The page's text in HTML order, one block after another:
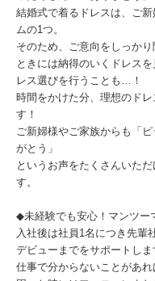
結婚式で着るドレスは、ご
ムの1つ。
そのため、ご意向をしっか
ときには納得のいくドレス
レス選びを行うことも…！
時間をかけた分、理想のド
す！
ご新婦様やご家族からも「
がとう」
というお声をたくさんいた
す。
◆未経験でも安心！マンツ
入社後は社員1名につき先輩
デビューまでをサポートし
仕事で分からないことがあれ